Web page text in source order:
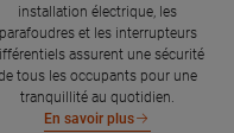
installation électrique, les
parafoudres et les interrupteurs
assurent une sécurité
tous les occupants pour une
tranquillité au quotidien.
En savoir plus